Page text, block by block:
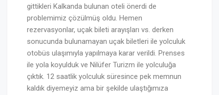
gittikleri Kalkanda bulunan oteli önerdi de
problemimiz çözülmüş oldu. Hemen
rezervasyonlar, uçak bileti arayışları vs. derken
sonucunda bulunamayan uçak biletleri ile yolculuk
otobüs ulaşımıyla yapılmaya karar verildi. Prenses
ile yola koyulduk ve Nilüfer Turizm ile yolculuğa
çıktık. 12 saatlik yolculuk süresince pek memnun
kaldık diyemeyiz ama bir şekilde ulaştığımıza